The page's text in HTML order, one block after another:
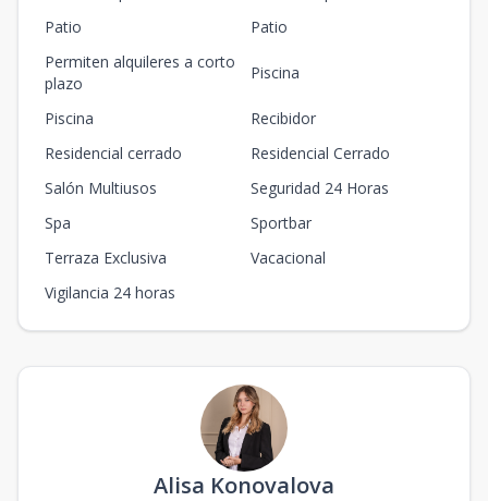
Patio
Patio
Permiten alquileres a corto
plazo
Piscina
Piscina
Recibidor
Residencial cerrado
Residencial Cerrado
Salón Multiusos
Seguridad 24 Horas
Spa
Sportbar
Terraza Exclusiva
Vacacional
Vigilancia 24 horas
Alisa Konovalova